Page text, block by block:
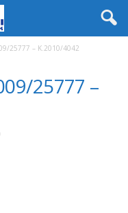
25777 – K.2010/4042
25777 –